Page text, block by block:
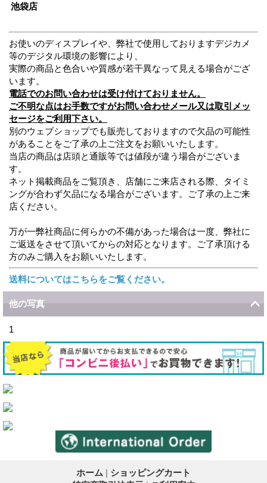
池袋店
お使いのディスプレイや、弊社で使用しておりますデジカメ
等のデジタル環境の影響により、
実際の商品と色合いや質感が若干異なって見える場合がござ
います。
電話でのお問い合わせは受け付けておりません。
ご不明な点はお手数ですがお問い合わせメール又は取引メッ
セージをご利用下さい。
別のウェブショップでも販売しておりますので欠品の可能性
があることをご了承の上ご注文をお願いいたします。
当店の商品は店頭と通販等では値段が違う場合がございま
す。
ネット掲載商品をご覧頂き、店舗にご来店される際、タイミ
ングが合わず欠品になる場合がございます。ご了承の上ご来
店ください。
万が一弊社商品に何らかの不備があった場合は一度、弊社に
ご返送をさせて頂いてからの対応となります。ご了承頂ける
方のみご購入をお願いいたします。
送料についてはこちらをご覧ください。
他の写真
1
ホーム
ショッピングカート